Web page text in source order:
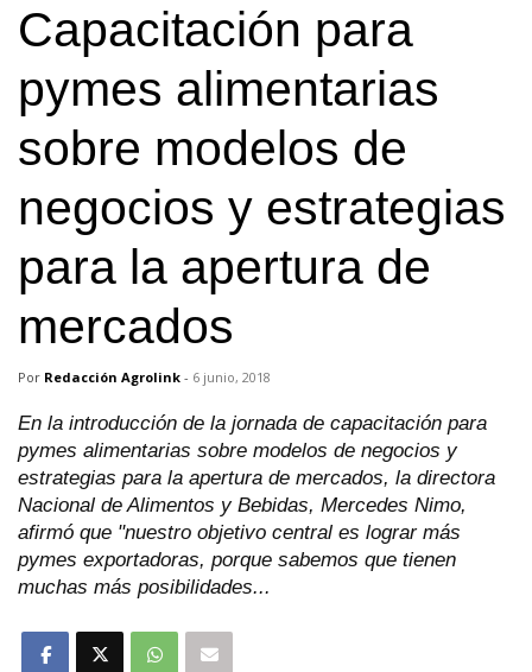
Capacitación para
pymes alimentarias
sobre modelos de
negocios y estrategias
para la apertura de
mercados
Por Redacción Agrolink - 6 junio, 2018
En la introducción de la jornada de capacitación para
pymes alimentarias sobre modelos de negocios y
estrategias para la apertura de mercados, la directora
Nacional de Alimentos y Bebidas, Mercedes Nimo,
afirmó que "nuestro objetivo central es lograr más
pymes exportadoras, porque sabemos que tienen
muchas más posibilidades...